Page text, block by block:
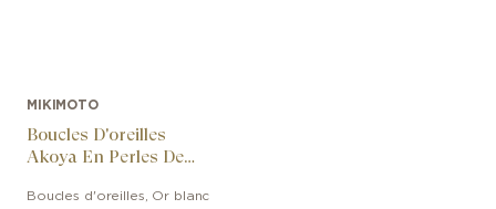
MIKIMOTO
Boucles D'oreilles
Akoya En Perles De
Boucles d'oreilles Or blanc